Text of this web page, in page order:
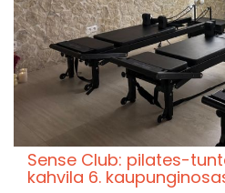
Sense Club: pilates-
kahvila 6.